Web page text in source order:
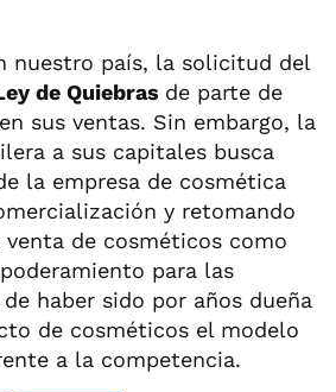
nuestro país, la solicitud del
de Quiebras de parte de
sus ventas. Sin embargo, la
a sus capitales busca
la empresa de cosmética
y retomando
de cosméticos como
para las
haber sido por años dueña
de cosméticos el modelo
a la competencia.